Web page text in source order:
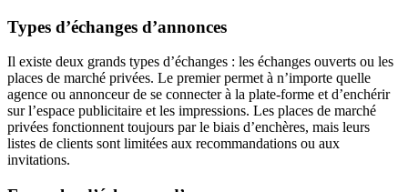
Types d’échanges d’annonces
Il existe deux grands types d’échanges : les échanges ouverts ou les
places de marché privées. Le premier permet à n’importe quelle
agence ou annonceur de se connecter à la plate-forme et d’enchérir
sur l’espace publicitaire et les impressions. Les places de marché
privées fonctionnent toujours par le biais d’enchères, mais leurs
listes de clients sont limitées aux recommandations ou aux
invitations.